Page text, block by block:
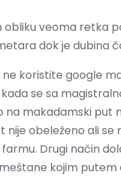
veoma retka
dok je dubina
koristite google
se sa
makadamski put
nije obeleženo ali se
Drugi način
kojim putem